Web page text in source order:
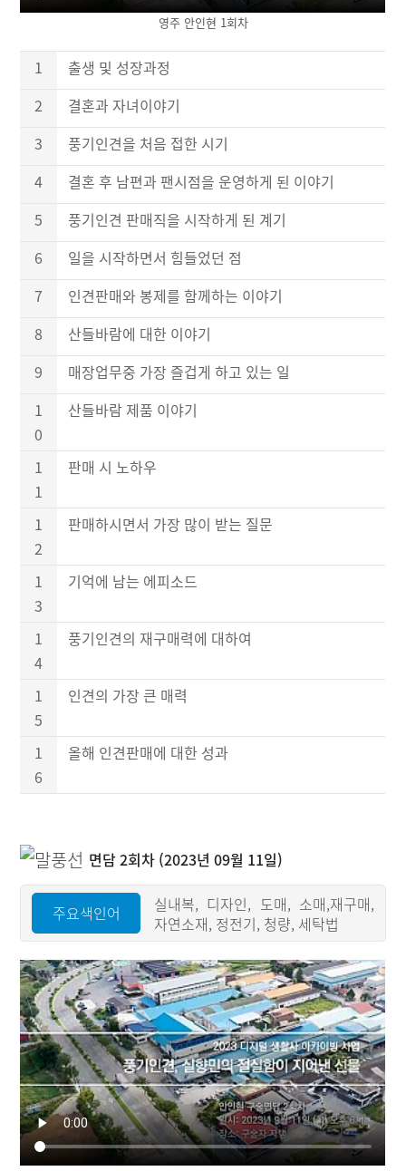
영주 안인현 1회차
1
출생 및 성장과정
2
결혼과 자녀이야기
3
풍기인견을 처음 접한 시기
4
결혼 후 남편과 팬시점을 운영하게 된 이야기
5
풍기인견 판매직을 시작하게 된 계기
6
일을 시작하면서 힘들었던 점
7
인견판매와 봉제를 함께하는 이야기
8
산들바람에 대한 이야기
9
매장업무중 가장 즐겁게 하고 있는 일
1
0
산들바람 제품 이야기
1
1
판매 시 노하우
1
2
판매하시면서 가장 많이 받는 질문
1
3
기억에 남는 에피소드
1
4
풍기인견의 재구매력에 대하여
1
5
인견의 가장 큰 매력
1
6
올해 인견판매에 대한 성과
면담 2회차 (2023년 09월 11일)
주요색인어
실내복, 디자인, 도매, 소매,재구매,
자연소재, 정전기, 청량, 세탁법